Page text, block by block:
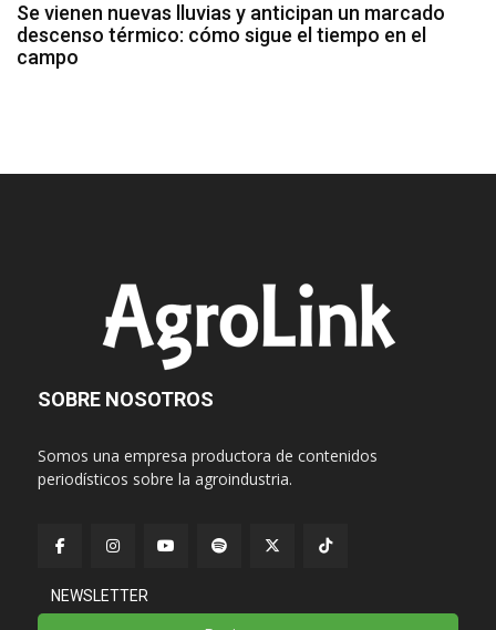
Se vienen nuevas lluvias y anticipan un marcado
descenso térmico: cómo sigue el tiempo en el
campo
SOBRE NOSOTROS
Somos una empresa productora de contenidos
periodísticos sobre la agroindustria.
NEWSLETTER